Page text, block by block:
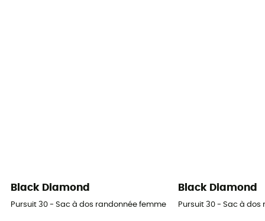
Black Diamond
Pursuit 30 - Sac à dos randonnée femme
Black Diamond
Pursuit 30 - Sac à